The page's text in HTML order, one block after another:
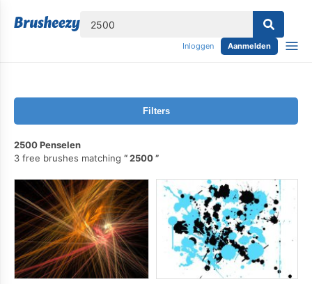
Inloggen Aanmelden
Filters
2500 Penselen
3 free brushes matching
2500